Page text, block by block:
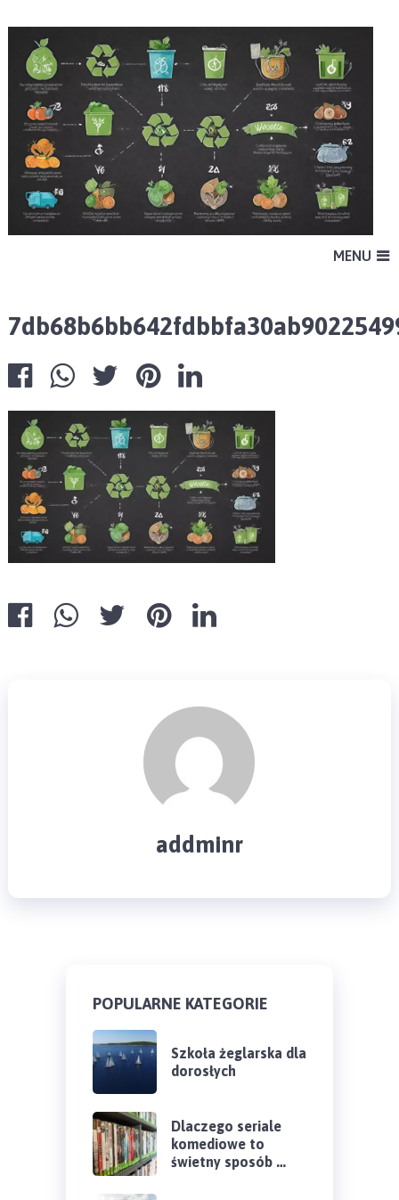
MENU
addminr
POPULARNE KATEGORIE
Szkoła żeglarska dla
dorosłych
Dlaczego seriale
komediowe to
świetny sposób …